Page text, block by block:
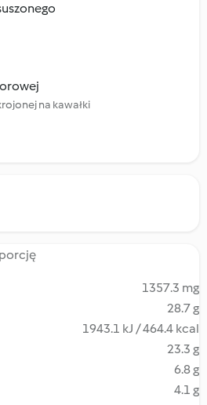
na kawałki
1357.3 mg
28.7 g
1943.1 kJ / 464.4 kcal
23.3 g
6.8 g
4.1 g